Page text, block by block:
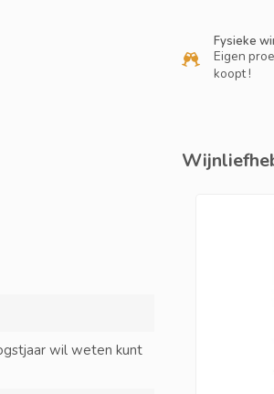
Fysieke
Eigen
koopt !
wil weten kunt